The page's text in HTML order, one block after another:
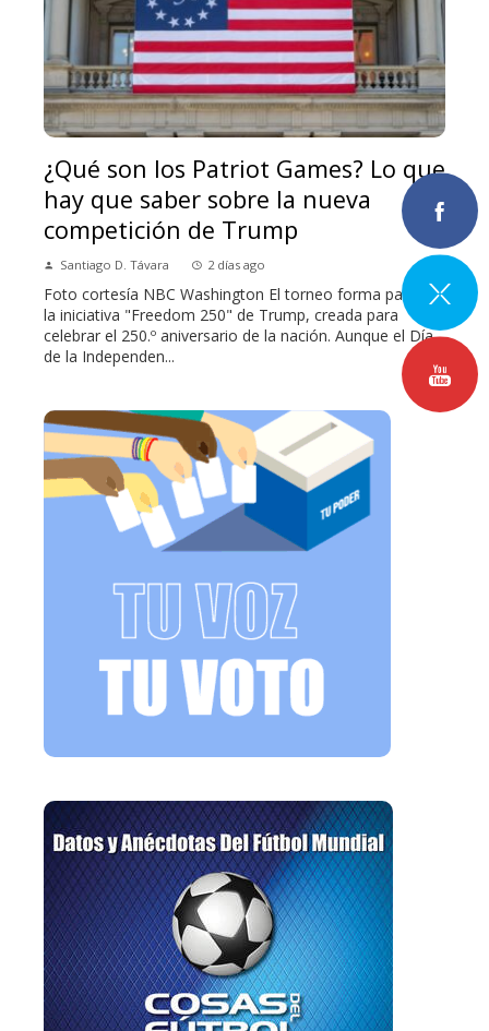
¿Qué son los Patriot Games? Lo que
hay que saber sobre la nueva
competición de Trump
Santiago D. Távara 2 días ago
Foto cortesía NBC Washington El torneo forma parte de
la iniciativa "Freedom 250" de Trump, creada para
celebrar el 250.º aniversario de la nación. Aunque el Día
de la Independen...